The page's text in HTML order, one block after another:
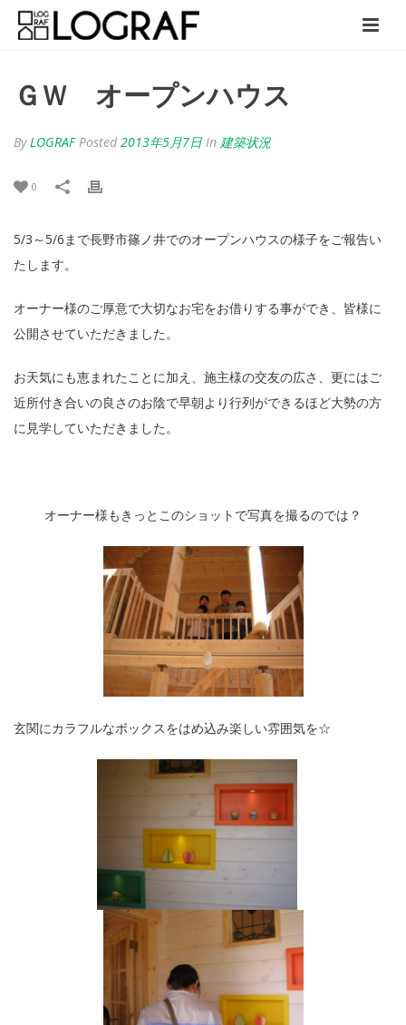
ＧＷ オープンハウス
ByLOGRAF Posted 2013年5月7日 In 建築状況
0
5/3～5/6まで長野市篠ノ井でのオープンハウスの様子をご報告い
たします。
オーナー様のご厚意で大切なお宅をお借りする事ができ、皆様に
公開させていただきました。
お天気にも恵まれたことに加え、施主様の交友の広さ、更にはご
近所付き合いの良さのお陰で早朝より行列ができるほど大勢の方
に見学していただきました。
オーナー様もきっとこのショットで写真を撮るのでは？
玄関にカラフルなボックスをはめ込み楽しい雰囲気を☆